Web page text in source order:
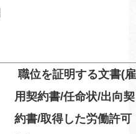
職位を証明する文書(雇
用契約書/任命状/出向契
約書/取得した労働許可